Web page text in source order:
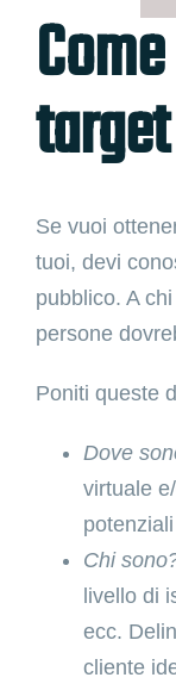
target
Se vuoi
tuoi, devi
pubblico. A
persone
Poniti queste
Dove
virtuale
Chi
livello di
ecc.
cliente